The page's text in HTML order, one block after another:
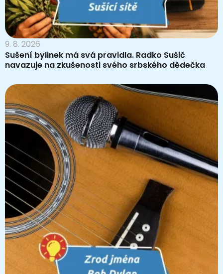
9. 8. 2026
Sušení bylinek má svá pravidla. Radko Sušič
navazuje na zkušenosti svého srbského dědečka